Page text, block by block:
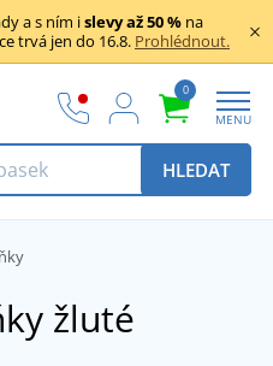
a s ním islevy až 50 % na
trvá jen do 16.8. Prohlédnout.
0
MENU
HLEDAT
žluté